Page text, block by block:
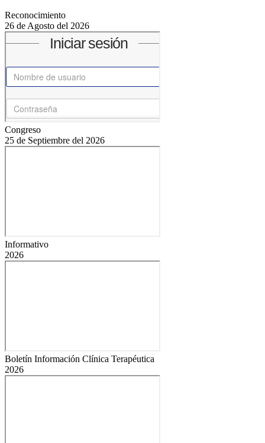
Reconocimiento
26 de Agosto del 2026
Congreso
25 de Septiembre del 2026
Informativo
2026
Boletín Información Clínica Terapéutica
2026